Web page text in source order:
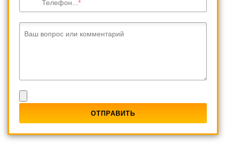
Телефон...
Ваш вопрос или комментарий